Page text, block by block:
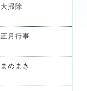
大掃除
正月行事
まめまき